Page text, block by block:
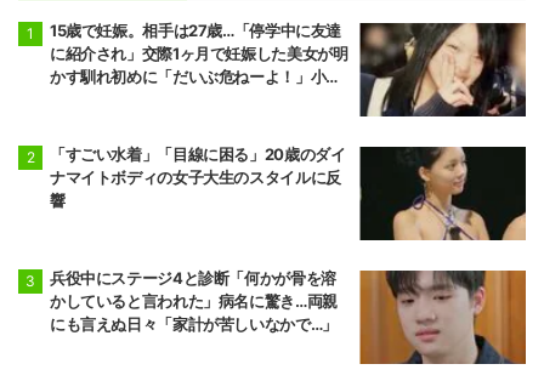
15歳で妊娠。相手は27歳…「停学中に友達
に紹介され」交際1ヶ月で妊娠した美女が明
かす馴れ初めに「だいぶ危ねーよ！」小森
「すごい水着」「目線に困る」20歳のダイ
ナマイトボディの女子大生のスタイルに反
響
兵役中にステージ4と診断「何かが骨を溶
かしていると言われた」病名に驚き…両親
にも言えぬ日々「家計が苦しいなかで…」